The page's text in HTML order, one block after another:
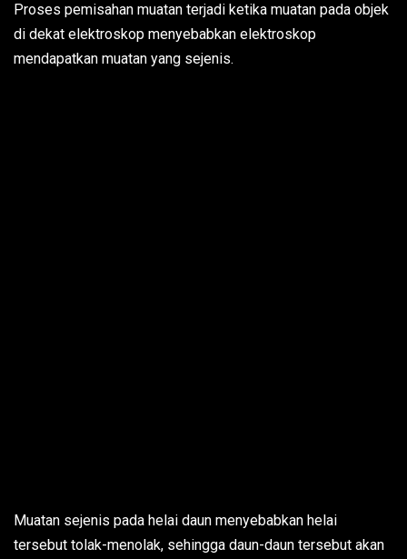
Proses pemisahan muatan terjadi ketika muatan pada objek
di dekat elektroskop menyebabkan elektroskop
mendapatkan muatan yang sejenis.
Muatan sejenis pada helai daun menyebabkan helai
tersebut tolak-menolak, sehingga daun-daun tersebut akan